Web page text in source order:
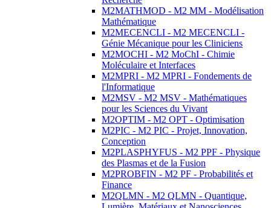
M2MATHMOD - M2 MM - Modélisation
Mathématique
M2MECENCLI - M2 MECENCLI -
Génie Mécanique pour les Cliniciens
M2MOCHI - M2 MoChI - Chimie
Moléculaire et Interfaces
M2MPRI - M2 MPRI - Fondements de
l'Informatique
M2MSV - M2 MSV - Mathématiques
pour les Sciences du Vivant
M2OPTIM - M2 OPT - Optimisation
M2PIC - M2 PIC - Projet, Innovation,
Conception
M2PLASPHYFUS - M2 PPF - Physique
des Plasmas et de la Fusion
M2PROBFIN - M2 PF - Probabilités et
Finance
M2QLMN - M2 QLMN - Quantique,